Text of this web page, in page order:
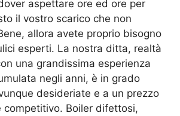
aspettare ore ed ore per
il vostro scarico che non
allora avete proprio bisogno
esperti. La nostra ditta, realtà
una grandissima esperienza
negli anni, è in grado
desideriate e a un prezzo
competitivo. Boiler difettosi,